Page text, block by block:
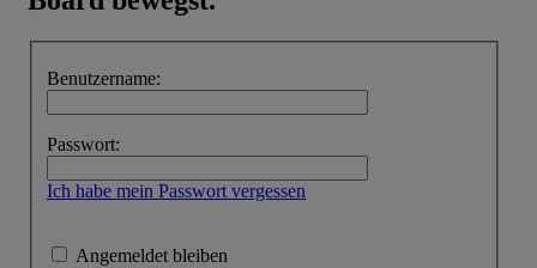
Benutzername:
Passwort:
Ich habe mein Passwort vergessen
Angemeldet bleiben